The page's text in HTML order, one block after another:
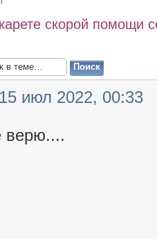
скорой помощи
июл 2022, 00:33
верю....